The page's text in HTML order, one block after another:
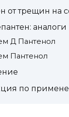
от трещин на
аналоги
Д Пантенол
Пантенол
по